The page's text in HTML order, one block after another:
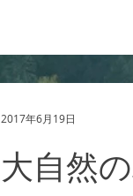
大自然
2017年6月19日